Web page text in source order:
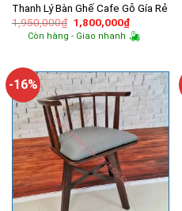
Thanh Lý Bàn Ghế Cafe Gỗ Gía Rẻ
1,950,000₫ Giá
gốc
là:
1,800,000₫Giá
hiện
tại
Còn hàng - Giao nhanh
-16%